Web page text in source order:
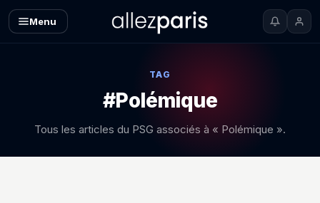
Menu
TAG
#Polémique
Tous les articles du PSG associés à « Polémique ».